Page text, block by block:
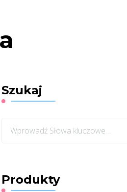
Szukaj
Szukasz
Produkty